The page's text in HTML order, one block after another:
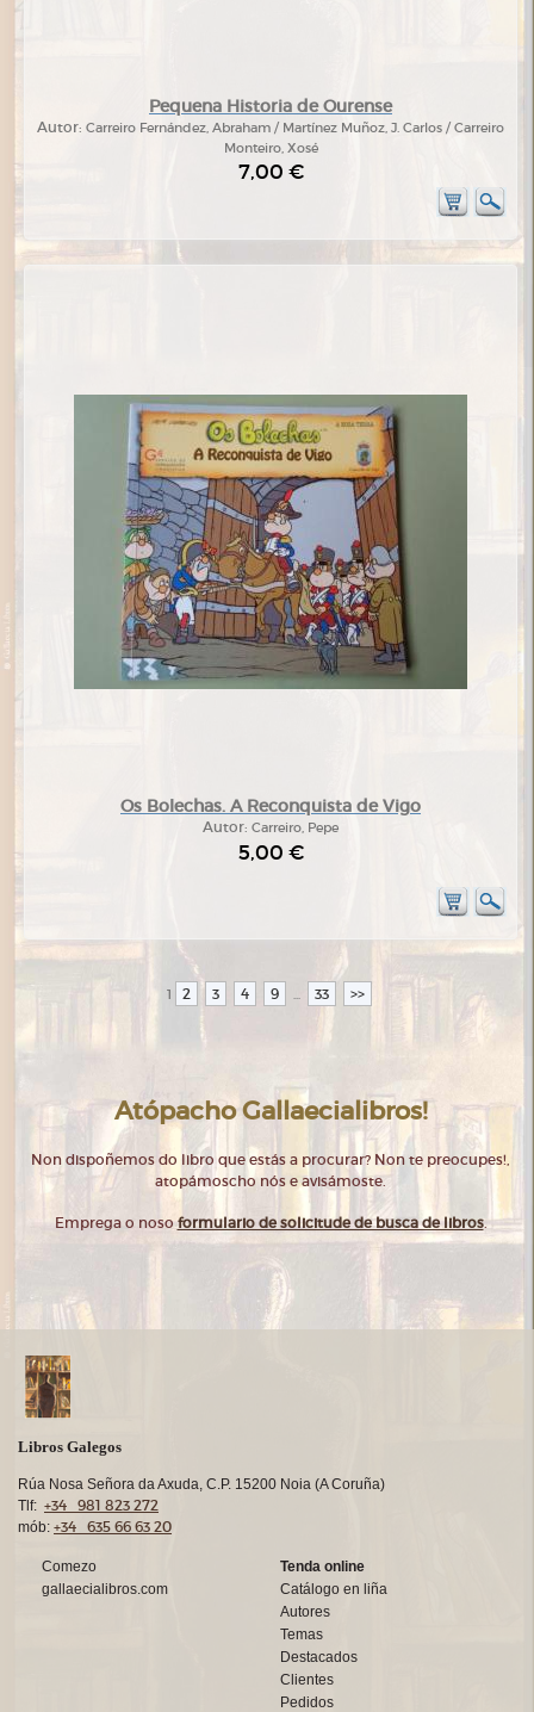
Pequena Historia de Ourense
Autor: Carreiro Fernández, Abraham / Martínez Muñoz, J. Carlos / Carreiro
Monteiro, Xosé
7,00 €
Os Bolechas. A Reconquista de Vigo
Autor: Carreiro, Pepe
5,00 €
1 2 3 4 9 ... 33 >>
Atópacho Gallaecialibros!
Non dispoñemos do libro que estás a procurar? Non te preocupes!,
atopámoscho nós e avisámoste.
Emprega o nosoformulario de solicitude de busca de libros.
Libros Galegos
Rúa Nosa Señora da Axuda, C.P. 15200 Noia (A Coruña)
Tlf: +34 981 823 272
mób: +34 635 66 63 20
Comezo
gallaecialibros.com
Tenda online
Catálogo en liña
Autores
Temas
Destacados
Clientes
Pedidos